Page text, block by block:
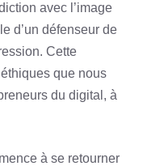
avec l’image
d’un défenseur de
Cette
que nous
du digital, à
à se retourner